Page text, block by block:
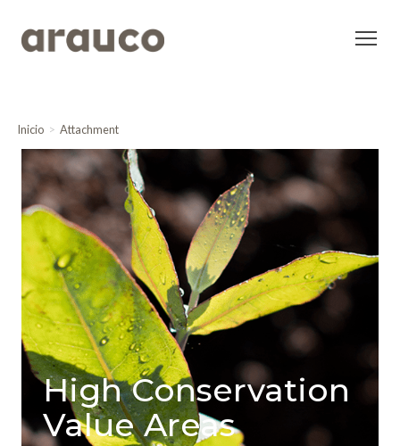
Inicio Attachment
High Conservation
Value Areas